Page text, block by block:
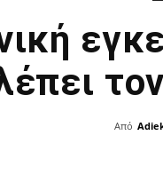
Από